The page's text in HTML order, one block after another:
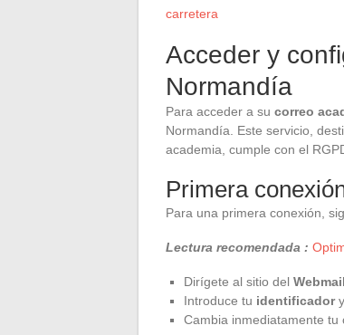
carretera
Acceder y
Normandía
Para acceder a su correo
Normandía. Este servicio,
academia, cumple con el
Primera
Para una primera conexión,
Lectura recomendada :
Dirígete al sitio del
Introduce tu identificador
Cambia inmediatamente